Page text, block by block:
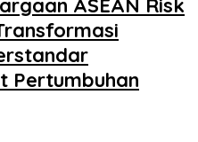
ASEAN Risk
Pertumbuhan